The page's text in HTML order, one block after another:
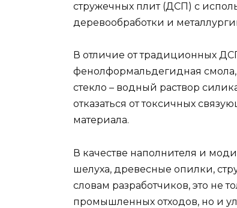
стружечных плит (ДСП) с
деревообработки и
В отличие от традиционных
фенолформальдегидная смола,
стекло – водный раствор
отказаться от токсичных
материала.
В качестве наполнителя и
шелуха, древесные опилки,
словам разработчиков, это не
промышленных отходов, но и